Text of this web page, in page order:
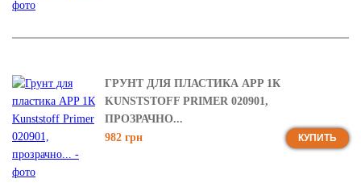
ГРУНТ ДЛЯ ПЛАСТИКА APP 1К
KUNSTSTOFF PRIMER 020901,
ПРОЗРАЧНО...
982 грн
КУПИТЬ